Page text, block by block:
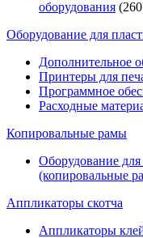
оборудования
Оборудование для
Дополнительное
Принтеры для
Программное
Расходные
Копировальные рамы
Оборудование
(копировальные
Аппликаторы скотча
Аппликаторы